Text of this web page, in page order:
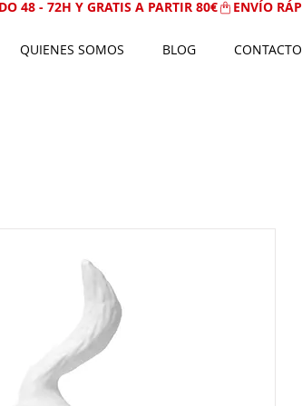
QUIENES SOMOS BLOG CONTACTO